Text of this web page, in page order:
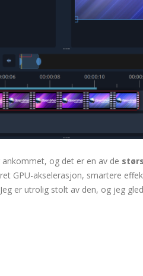
og det er en av de
GPU-akselerasjon, smartere
er utrolig stolt av den, og jeg